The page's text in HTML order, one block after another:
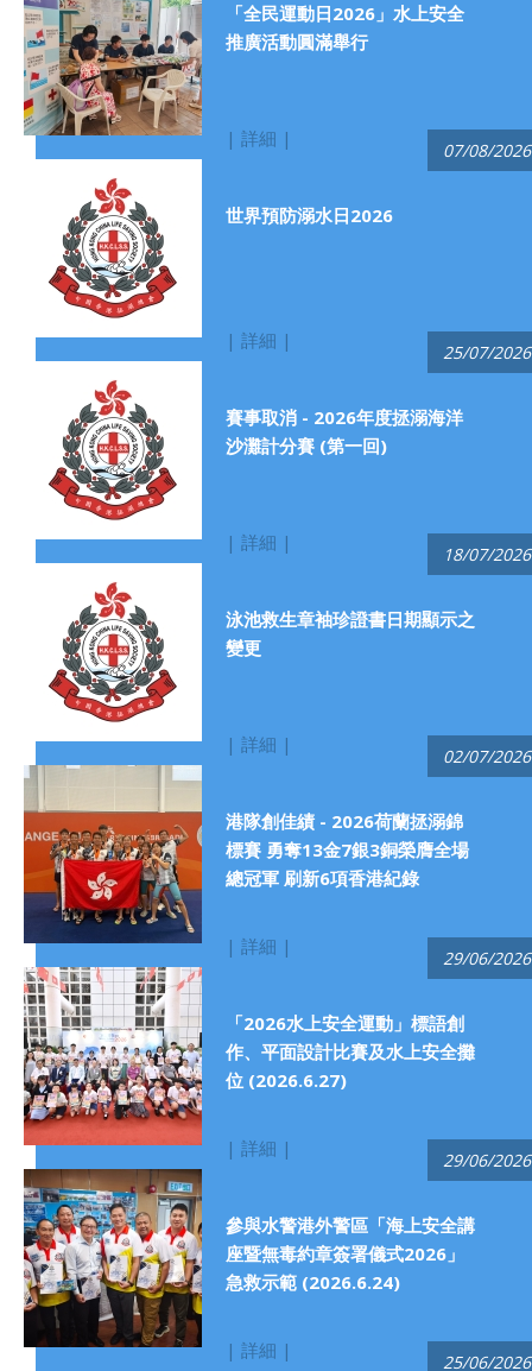
「全民運動日2026」水上安全
推廣活動圓滿舉行
| 詳細 |
07/08/2026
世界預防溺水日2026
| 詳細 |
25/07/2026
賽事取消 - 2026年度拯溺海洋
沙灘計分賽 (第一回)
| 詳細 |
18/07/2026
泳池救生章袖珍證書日期顯示之
變更
| 詳細 |
02/07/2026
港隊創佳績 - 2026荷蘭拯溺錦
標賽 勇奪13金7銀3銅榮膺全場
總冠軍 刷新6項香港紀錄
| 詳細 |
29/06/2026
「2026水上安全運動」標語創
作、平面設計比賽及水上安全攤
位 (2026.6.27)
| 詳細 |
29/06/2026
參與水警港外警區「海上安全講
座暨無毒約章簽署儀式2026」
急救示範 (2026.6.24)
| 詳細 |
25/06/2026